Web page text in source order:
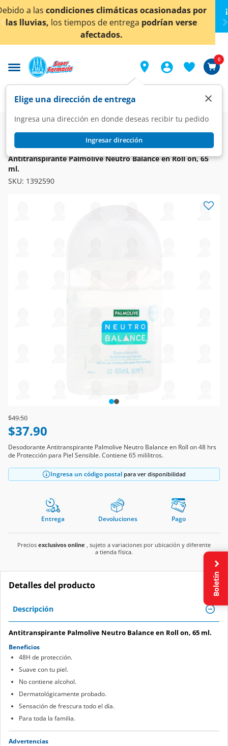
< div class="carousel-inner">
ocasionadas por
podrían verse
¡Ahora también en
conocer
Elige una dirección de entrega
Ingresa una dirección en donde deseas recibir tu pedido
Ingresar dirección
×
0
Super Higiene y Belleza
Higiene y Cuidado Corporal
Desodorantes y Antitranspirantes
PALMOLIVE
Antitranspirante Palmolive Neutro Balance en Roll on, 65
ml.
SKU: 1392590
Price reduced from
$49.50to
$37.90
Desodorante Antitranspirante Palmolive Neutro Balance en Roll on 48 hrs
de Protección para Piel Sensible. Contiene 65 mililitros.
Ingresa un código postal para ver disponibilidad
Entrega Devoluciones Pago
Precios exclusivos online , sujeto a variaciones por ubicación y diferente
a tienda física.
Detalles del producto
Descripción
Antitranspirante Palmolive Neutro Balance en Roll on, 65 ml.
Beneficios
48H de protección.
Suave con tu piel.
No contiene alcohol.
Dermatológicamente probado.
Sensación de frescura todo el día.
Para toda la familia.
Advertencias
Boletín